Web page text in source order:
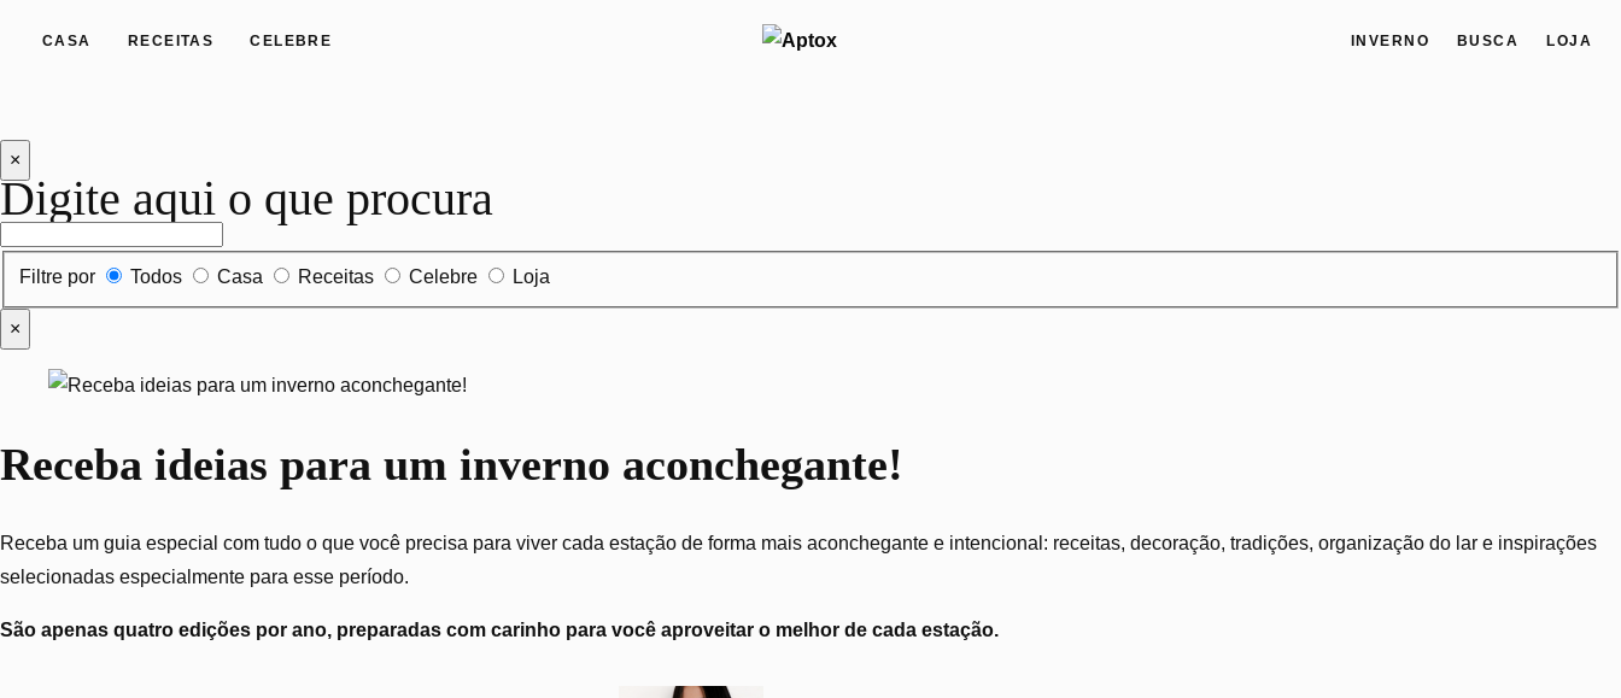
CASA RECEITAS CELEBRE INVERNO BUSCA LOJA
×
Digite aqui o que procura
Filtrar por tipo de conteúdo
Filtre por Todos Casa Receitas Celebre Loja
×
Receba ideias para um inverno aconchegante!
Receba um guia especial com tudo o que você precisa para viver cada estação de forma mais aconchegante e intencional: receitas, decoração, tradições, organização do lar e inspirações
selecionadas especialmente para esse período.
São apenas quatro edições por ano, preparadas com carinho para você aproveitar o melhor de cada estação.